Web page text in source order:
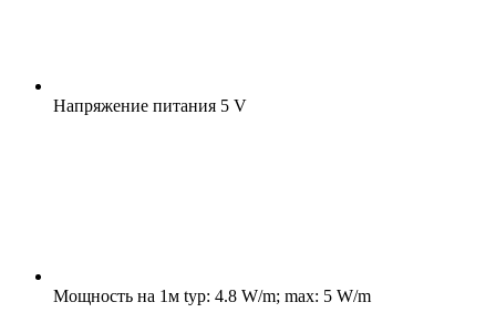
Напряжение питания 5 V
Мощность на 1м typ: 4.8 W/m; max: 5 W/m